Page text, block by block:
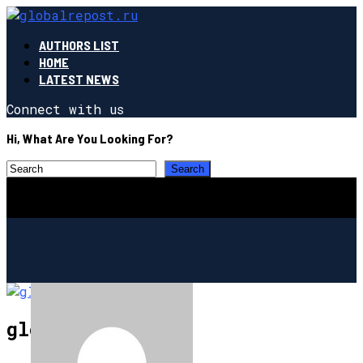
AUTHORS LIST
HOME
LATEST NEWS
Connect with us
Hi, What Are You Looking For?
globalrepost.ru